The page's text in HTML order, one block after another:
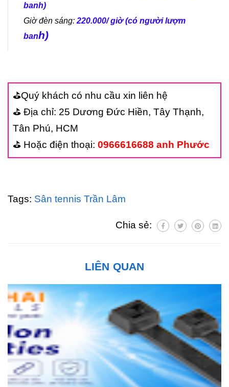
banh)
Giờ đèn sáng: 220.000/ giờ (có người lượm
banh)
⛳Quý khách có nhu cầu xin liên hệ
⛳ Địa chỉ: 25 Dương Đức Hiền, Tây Thạnh,
Tân Phú, HCM
⛳ Hoặc điện thoại: 0966616688 anh Phước
Tags: Sân tennis Trần Lâm
Chia sẻ:
LIÊN QUAN